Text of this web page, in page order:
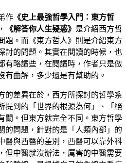
作 《史上最強哲學入門：東方哲
《解答你人生疑惑》 是介紹西方哲
題。而《東方哲人》則是介紹東方
討的問題。其實在閱讀的時候，也
有略讀些，在閱讀時，作者只是做
有曲解，多少還是有幫助的。
差異在於，西方所探討的哲學系
提到的「世界的根源為何」、「絕
關。但東方就完全不同。東方哲學
的問題，針對的是「人類內部」的
醫與西醫的差別，西醫可以靠外科
但中醫就沒辦法，厲害的中醫需要